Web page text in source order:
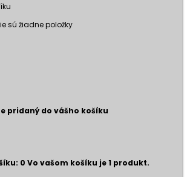
sú žiadne položky
pridaný do vášho košíku
0 Vo vašom košíku je 1 produkt.